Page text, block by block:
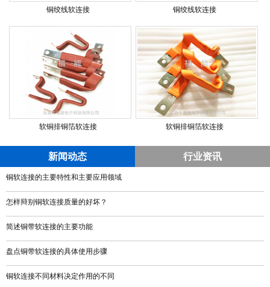
铜绞线软连接 铜绞线软连接
软铜排铜箔软连接 软铜排铜箔软连接
新闻动态 行业资讯
铜软连接的主要特性和主要应用领域
怎样辩别铜软连接质量的好坏？
简述铜带软连接的主要功能
盘点铜带软连接的具体使用步骤
铜软连接不同材料决定作用的不同